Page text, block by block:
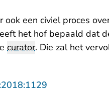
ook een civiel proces
het hof bepaald - U
dat
curator. Die zal het